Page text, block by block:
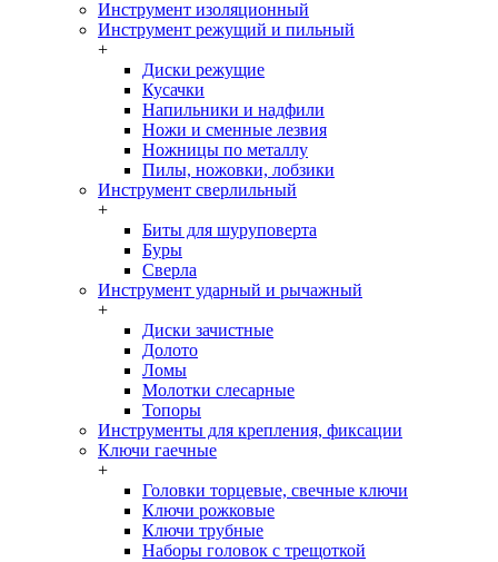
Инструмент изоляционный
Инструмент режущий и пильный
+
Диски режущие
Кусачки
Напильники и надфили
Ножи и сменные лезвия
Ножницы по металлу
Пилы, ножовки, лобзики
Инструмент сверлильный
+
Биты для шуруповерта
Буры
Сверла
Инструмент ударный и рычажный
+
Диски зачистные
Долото
Ломы
Молотки слесарные
Топоры
Инструменты для крепления, фиксации
Ключи гаечные
+
Головки торцевые, свечные ключи
Ключи рожковые
Ключи трубные
Наборы головок c трещоткой